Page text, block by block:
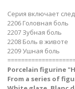
Серия включает
2206 Головная боль
2207 Зубная боль
2208 Боль в животе
2209 Ушная боль
Porcelain figurine
From a series of